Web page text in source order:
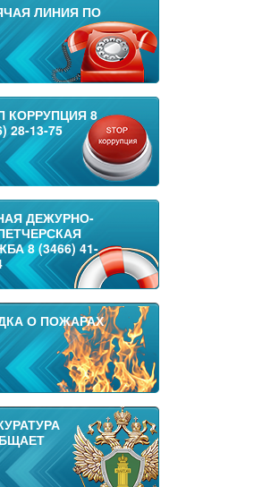
ЛИНИЯ ПО
КОРРУПЦИЯ 8
28-13-75
ДЕЖУРНО-
8 (3466) 41-
О ПОЖАРАХ